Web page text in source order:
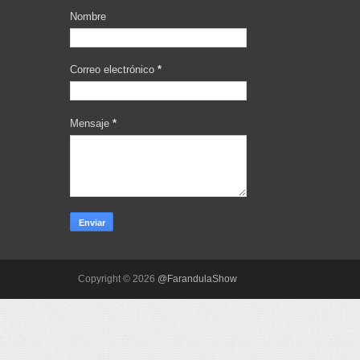
Nombre
Correo electrónico *
Mensaje *
Copyright © 2026 @FarandulaShow